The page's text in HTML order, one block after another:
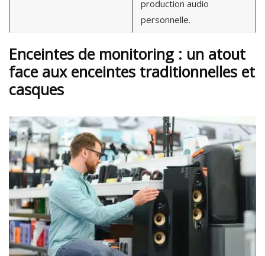
production audio
personnelle.
Enceintes de monitoring : un atout
face aux enceintes traditionnelles et
casques